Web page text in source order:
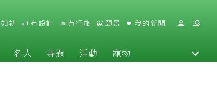
初 有設計 有行旅 願景 我的新聞
名人 專題 活動 寵物